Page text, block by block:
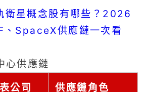
衛星概念股有哪些？2026
、SpaceX供應鏈一次看
心供應鏈
公司 供應鏈角色